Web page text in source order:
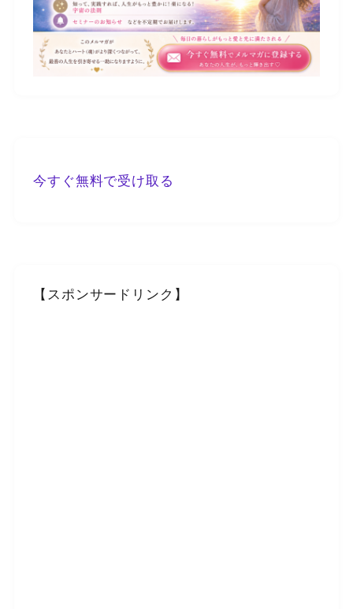
今すぐ無料で受け取る
【スポンサードリンク】